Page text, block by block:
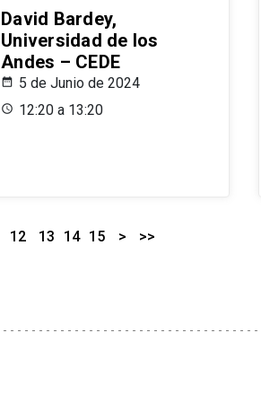
David Bardey,
Universidad de los
Andes – CEDE
5 de Junio de 2024
12:20 a 13:20
12 13 14 15 > >>